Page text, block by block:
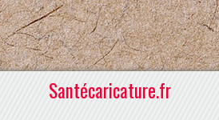
Santécaricature.fr